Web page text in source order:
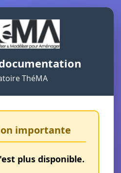
ThéMA
importante
plus disponible.